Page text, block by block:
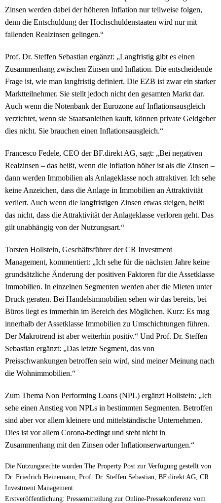
Zinsen werden dabei der höheren Inflation nur teilweise folgen,
denn die Entschuldung der Hochschuldenstaaten wird nur mit
fallenden Realzinsen gelingen.“
Prof. Dr. Steffen Sebastian ergänzt: „Langfristig gibt es einen
Zusammenhang zwischen Zinsen und Inflation. Die entscheidende
Frage ist, wie man langfristig definiert. Die EZB ist zwar ein starker
Marktteilnehmer. Sie stellt jedoch nicht den gesamten Markt dar.
Auch wenn die Notenbank der Eurozone auf Inflationsausgleich
verzichtet, wenn sie Staatsanleihen kauft, können private Geldgeber
dies nicht. Sie brauchen einen Inflationsausgleich.“
Francesco Fedele, CEO der BF.direkt AG, sagt: „Bei negativen
Realzinsen – das heißt, wenn die Inflation höher ist als die Zinsen –
dann werden Immobilien als Anlageklasse noch attraktiver. Ich sehe
keine Anzeichen, dass die Anlage in Immobilien an Attraktivität
verliert. Auch wenn die langfristigen Zinsen etwas steigen, heißt
das nicht, dass die Attraktivität der Anlageklasse verloren geht. Das
gilt unabhängig von der Nutzungsart.“
Torsten Hollstein, Geschäftsführer der CR Investment
Management, kommentiert: „Ich sehe für die nächsten Jahre keine
grundsätzliche Änderung der positiven Faktoren für die Assetklasse
Immobilien. In einzelnen Segmenten werden aber die Mieten unter
Druck geraten. Bei Handelsimmobilien sehen wir das bereits, bei
Büros liegt es immerhin im Bereich des Möglichen. Kurz: Es mag
innerhalb der Assetklasse Immobilien zu Umschichtungen führen.
Der Makrotrend ist aber weiterhin positiv.“ Und Prof. Dr. Steffen
Sebastian ergänzt: „Das letzte Segment, das von
Preisschwankungen betroffen sein wird, sind meiner Meinung nach
die Wohnimmobilien.“
Zum Thema Non Performing Loans (NPL) ergänzt Hollstein: „Ich
sehe einen Anstieg von NPLs in bestimmten Segmenten. Betroffen
sind aber vor allem kleinere und mittelständische Unternehmen.
Dies ist vor allem Corona-bedingt und steht nicht in
Zusammenhang mit den Zinsen oder Inflationserwartungen.“
Die Nutzungsrechte wurden The Property Post zur Verfügung gestellt von
Dr. Friedrich Heinemann, Prof. Dr. Steffen Sebastian, BF.direkt AG, CR
Investment Management
Erstveröffentlichung: Pressemitteilung zur Online-Pressekonferenz vom